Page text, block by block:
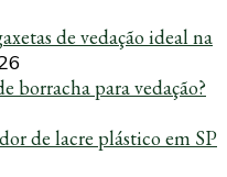
de vedação ideal na
borracha para vedação?
de lacre plástico em SP